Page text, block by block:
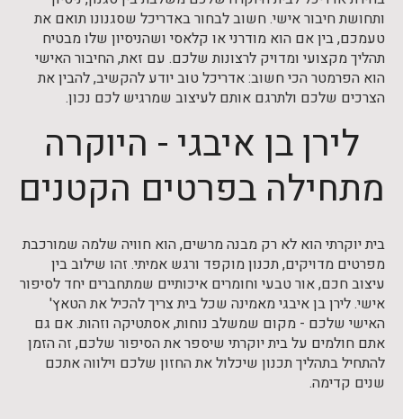
ותחושת חיבור אישי. חשוב לבחור באדריכל שסגנונו תואם את
טעמכם, בין אם הוא מודרני או קלאסי ושהניסיון שלו מבטיח
תהליך מקצועי ומדויק לרצונות שלכם. עם זאת, החיבור האישי
הוא הפרמטר הכי חשוב: אדריכל טוב יודע להקשיב, להבין את
הצרכים שלכם ולתרגם אותם לעיצוב שמרגיש לכם נכון.
לירן בן איבגי - היוקרה
מתחילה בפרטים הקטנים
בית יוקרתי הוא לא רק מבנה מרשים, הוא חוויה שלמה שמורכבת
מפרטים מדויקים, תכנון מוקפד ורגש אמיתי. זהו שילוב בין
עיצוב חכם, אור טבעי וחומרים איכותיים שמתחברים יחד לסיפור
אישי. לירן בן איבגי מאמינה שכל בית צריך להכיל את הטאץ'
האישי שלכם - מקום שמשלב נוחות, אסתטיקה וזהות. אם גם
אתם חולמים על בית יוקרתי שיספר את הסיפור שלכם, זה הזמן
להתחיל בתהליך תכנון שיכלול את החזון שלכם וילווה אתכם
שנים קדימה.